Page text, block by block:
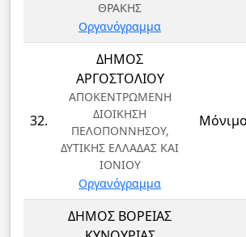
ΘΡΑΚΗΣ
Οργανόγραμμα
32.
ΔΗΜΟΣ
ΑΡΓΟΣΤΟΛΙΟΥ
ΑΠΟΚΕΝΤΡΩΜΕΝΗ
ΔΙΟΙΚΗΣΗ
ΠΕΛΟΠΟΝΝΗΣΟΥ,
ΔΥΤΙΚΗΣ ΕΛΛΑΔΑΣ ΚΑΙ
ΙΟΝΙΟΥ
Οργανόγραμμα
ΔΗΜΟΣ ΒΟΡΕΙΑΣ